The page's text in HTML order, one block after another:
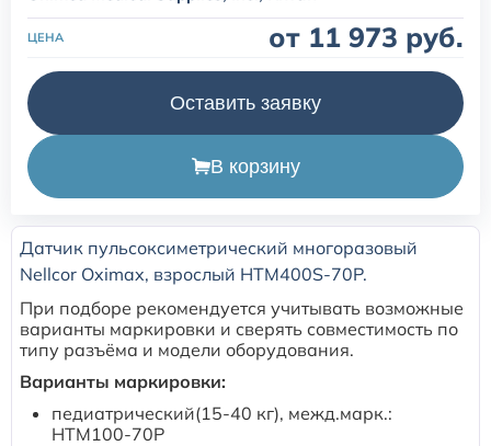
ЦЕНА от 11 973 руб.
Оставить заявку
В корзину
Датчик пульсоксиметрический многоразовый
Nellcor Oximax, взрослый HTM400S-70P.
При подборе рекомендуется учитывать возможные
варианты маркировки и сверять совместимость по
типу разъёма и модели оборудования.
Варианты маркировки:
педиатрический(15-40 кг), межд.марк.:
HTM100-70P
Расходные материалы для транскутанного монитора
Sentec
Расходные материалы к аппарату Авента-М
Расходные материалы к аппаратам ИВЛ Hamilton
Расходные материалы к аппаратам ИВЛ Mindray
Расходные материалы к аппаратам ИВЛ Drager
Расходные материалы к аппаратам Comen
Расходные материалы для ИВЛ Puritan Bennett